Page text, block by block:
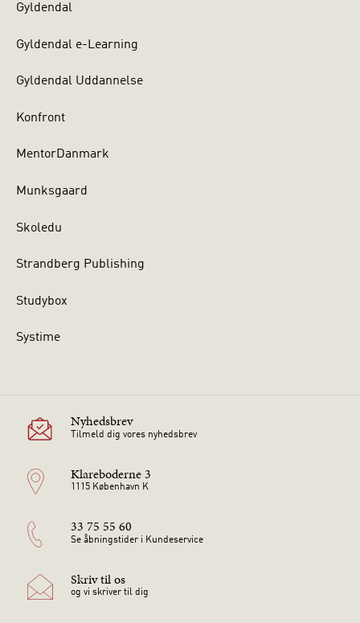
Gyldendal
Gyldendal e-Learning
Gyldendal Uddannelse
Konfront
MentorDanmark
Munksgaard
Skoledu
Strandberg Publishing
Studybox
Systime
Nyhedsbrev
Tilmeld dig vores nyhedsbrev
Klareboderne 3
1115 København K
33 75 55 60
Se åbningstider i Kundeservice
Skriv til os
og vi skriver til dig